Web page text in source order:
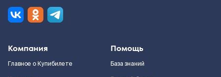
Компания
Главное о Купибилете
Помощь
База знаний